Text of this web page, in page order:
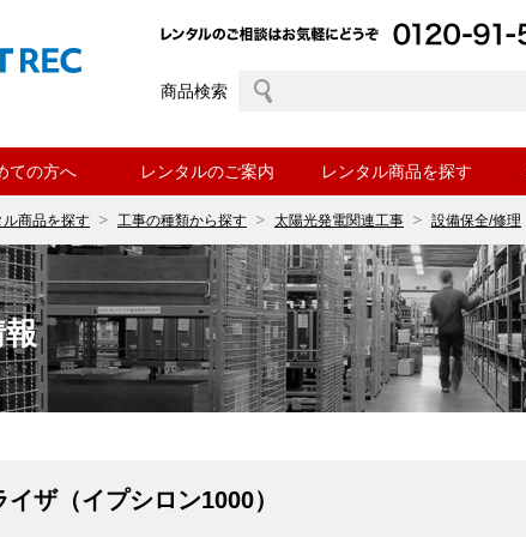
商品検索
ての方へ レンタルのご案内 レンタル商品を探す
ル商品を探す 工事の種類から探す 太陽光発電関連工事 設備保全/修理
イザ（イプシロン1000）